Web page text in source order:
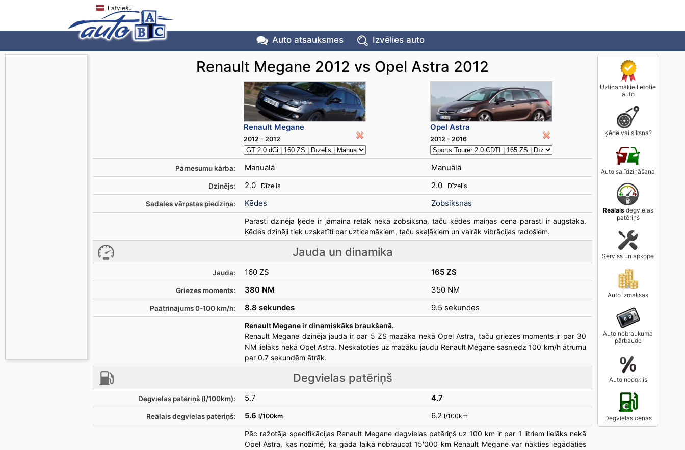
Latviešu
Auto atsauksmes Izvēlies auto
Uzticamākie lietotie
auto
Ķēde vai siksna?
Auto salīdzināšana
Reālais degvielas
patēriņš
Serviss un apkope
Auto izmaksas
Auto nobraukuma
pārbaude
Auto nodoklis
Degvielas cenas
Renault Megane 2012 vs Opel Astra 2012
Renault Megane
2012 - 2012
Opel Astra
2012 - 2016
Pārnesumu kārba: Manuālā Manuālā
Dzinējs: 2.0 Dīzelis 2.0 Dīzelis
Sadales vārpstas piedziņa: Ķēdes Zobsiksnas
Parasti dzinēja ķēde ir jāmaina retāk nekā zobsiksna, taču ķēdes maiņas cena parasti ir augstāka.
Ķēdes dzinēji tiek uzskatīti par uzticamākiem, taču skaļākiem un vairāk vibrācijas radošiem.
Jauda un dinamika
Jauda: 160 ZS 165 ZS
Griezes moments: 380 NM 350 NM
Paātrinājums 0-100 km/h: 8.8 sekundes 9.5 sekundes
Renault Megane ir dinamiskāks braukšanā.
Renault Megane dzinēja jauda ir par 5 ZS mazāka nekā Opel Astra, taču griezes moments ir par 30
NM lielāks nekā Opel Astra. Neskatoties uz mazāku jaudu Renault Megane sasniedz 100 km/h ātrumu
par 0.7 sekundēm ātrāk.
Degvielas patēriņš
Degvielas patēriņš (l/100km): 5.7 4.7
Reālais degvielas patēriņš: 5.6 l/100km 6.2 l/100km
Pēc ražotāja specifikācijas Renault Megane degvielas patēriņš uz 100 km ir par 1 litriem lielāks nekā
Opel Astra, kas nozīmē, ka gada laikā nobraucot 15'000 km Renault Megane var nākties iegādāties